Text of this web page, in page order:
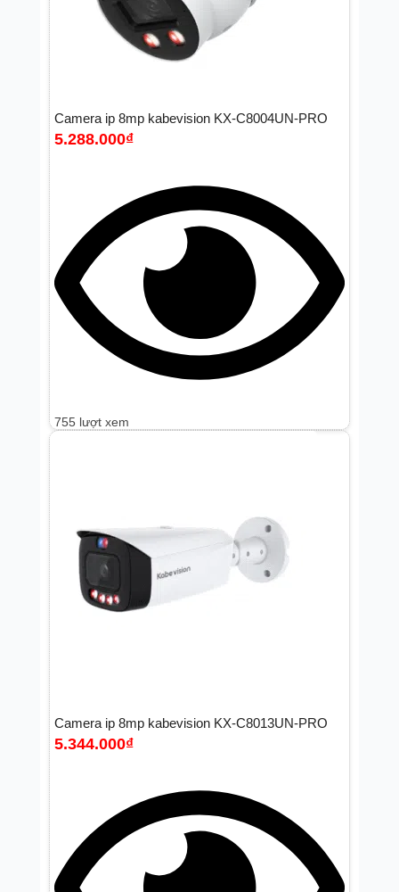
Camera ip 8mp kabevision KX-C8004UN-PRO
5.288.000₫
755 lượt xem
Camera ip 8mp kabevision KX-C8013UN-PRO
5.344.000₫